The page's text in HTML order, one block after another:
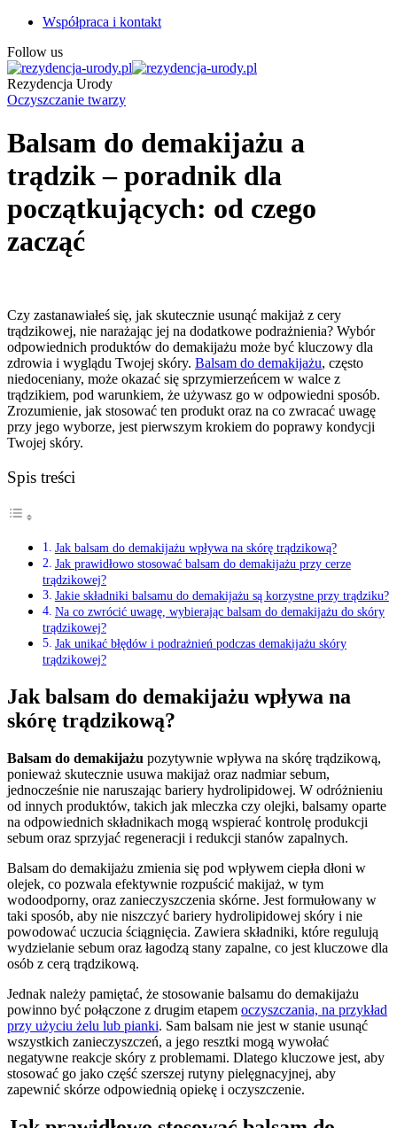
Współpraca i kontakt
Follow us
Rezydencja Urody
Oczyszczanie twarzy
Balsam do demakijażu a
trądzik – poradnik dla
początkujących: od czego
zacząć
Czy zastanawiałeś się, jak skutecznie usunąć makijaż z cery
trądzikowej, nie narażając jej na dodatkowe podrażnienia? Wybór
odpowiednich produktów do demakijażu może być kluczowy dla
zdrowia i wyglądu Twojej skóry. Balsam do demakijażu, często
niedoceniany, może okazać się sprzymierzeńcem w walce z
trądzikiem, pod warunkiem, że używasz go w odpowiedni sposób.
Zrozumienie, jak stosować ten produkt oraz na co zwracać uwagę
przy jego wyborze, jest pierwszym krokiem do poprawy kondycji
Twojej skóry.
Spis treści
Jak balsam do demakijażu wpływa na skórę trądzikową?
Jak prawidłowo stosować balsam do demakijażu przy cerze
trądzikowej?
Jakie składniki balsamu do demakijażu są korzystne przy trądziku?
Na co zwrócić uwagę, wybierając balsam do demakijażu do skóry
trądzikowej?
Jak unikać błędów i podrażnień podczas demakijażu skóry
trądzikowej?
Jak balsam do demakijażu wpływa na
skórę trądzikową?
Balsam do demakijażu pozytywnie wpływa na skórę trądzikową,
ponieważ skutecznie usuwa makijaż oraz nadmiar sebum,
jednocześnie nie naruszając bariery hydrolipidowej. W odróżnieniu
od innych produktów, takich jak mleczka czy olejki, balsamy oparte
na odpowiednich składnikach mogą wspierać kontrolę produkcji
sebum oraz sprzyjać regeneracji i redukcji stanów zapalnych.
Balsam do demakijażu zmienia się pod wpływem ciepła dłoni w
olejek, co pozwala efektywnie rozpuścić makijaż, w tym
wodoodporny, oraz zanieczyszczenia skórne. Jest formułowany w
taki sposób, aby nie niszczyć bariery hydrolipidowej skóry i nie
powodować uczucia ściągnięcia. Zawiera składniki, które regulują
wydzielanie sebum oraz łagodzą stany zapalne, co jest kluczowe dla
osób z cerą trądzikową.
Jednak należy pamiętać, że stosowanie balsamu do demakijażu
powinno być połączone z drugim etapem oczyszczania, na przykład
przy użyciu żelu lub pianki. Sam balsam nie jest w stanie usunąć
wszystkich zanieczyszczeń, a jego resztki mogą wywołać
negatywne reakcje skóry z problemami. Dlatego kluczowe jest, aby
stosować go jako część szerszej rutyny pielęgnacyjnej, aby
zapewnić skórze odpowiednią opiekę i oczyszczenie.